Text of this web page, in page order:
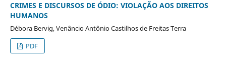
CRIMES E DISCURSOS DE ÓDIO: VIOLAÇÃO AOS DIREITOS
HUMANOS
Débora Bervig, Venâncio Antônio Castilhos de Freitas Terra
PDF